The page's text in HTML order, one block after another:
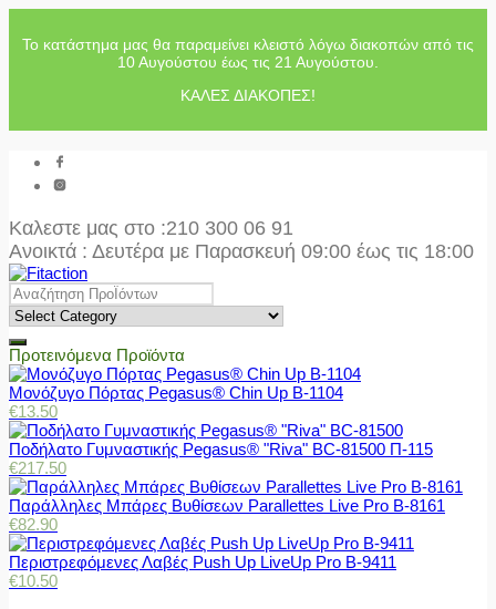
Το κατάστημα μας θα παραμείνει κλειστό λόγω διακοπών από τις
10 Αυγούστου έως τις 21 Αυγούστου.
ΚΑΛΕΣ ΔΙΑΚΟΠΕΣ!
Καλεστε μας στο :210 300 06 91
Ανοικτά : Δευτέρα με Παρασκευή 09:00 έως τις 18:00
Προτεινόμενα Προϊόντα
Μονόζυγο Πόρτας Pegasus® Chin Up Β-1104
€13.50
Ποδήλατο Γυμναστικής Pegasus® "Riva" BC-81500 Π-115
€217.50
Παράλληλες Μπάρες Βυθίσεων Parallettes Live Pro Β-8161
€82.90
Περιστρεφόμενες Λαβές Push Up LiveUp Pro Β-9411
€10.50